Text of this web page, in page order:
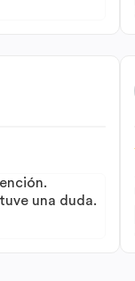
una duda.